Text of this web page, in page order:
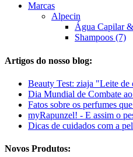
Marcas
Alpecin
Água Capilar
Shampoos (7)
Artigos do nosso blog:
Beauty Test: ziaja "Leite de
Dia Mundial de Combate
Fatos sobre os perfumes
myRapunzel! - E assim o
Dicas de cuidados com a
Novos Produtos: